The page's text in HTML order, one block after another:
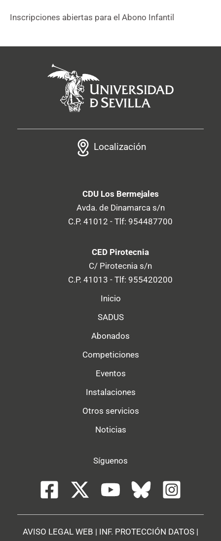
Inscripciones abiertas para el Abono Infantil
Localización
CDU Los Bermejales
Avda. de Dinamarca s/n
C.P. 41012 - Tlf: 954487700
CED Pirotecnia
C/ Pirotecnia s/n
C.P. 41013 - Tlf: 955420200
Inicio
SADUS
Abonados
Competiciones
Eventos
Instalaciones
Otros servicios
Noticias
Síguenos
AVISO LEGAL WEB | INF. PROTECCIÓN DATOS |